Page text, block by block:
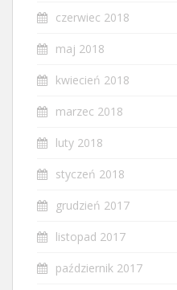
czerwiec 2018
maj 2018
kwiecień 2018
marzec 2018
luty 2018
styczeń 2018
grudzień 2017
listopad 2017
październik 2017